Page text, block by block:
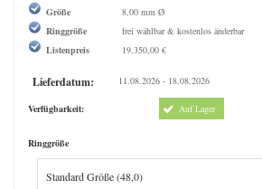
Größe
8,00 mm Ø
Ringgröße
frei wählbar & kostenlos änderbar
Listenpreis
19.350,00 €
Lieferdatum: 11.08.2026 - 18.08.2026
Verfügbarkeit: Auf Lager
Ringgröße